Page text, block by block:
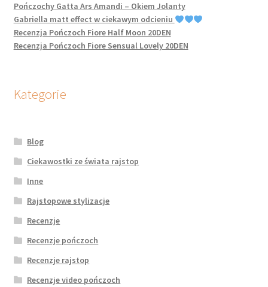
Pończochy Gatta Ars Amandi – Okiem Jolanty
Gabriella matt effect w ciekawym odcieniu
Recenzja Pończoch Fiore Half Moon 20DEN
Recenzja Pończoch Fiore Sensual Lovely 20DEN
Kategorie
Blog
Ciekawostki ze świata rajstop
Inne
Rajstopowe stylizacje
Recenzje
Recenzje pończoch
Recenzje rajstop
Recenzje video pończoch